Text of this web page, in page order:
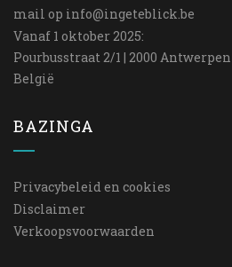
mail op info@ingeteblick.be
Vanaf 1 oktober 2025:
Pourbusstraat 2/1 | 2000 Antwerpen
België
BAZINGA
Privacybeleid en cookies
Disclaimer
Verkoopsvoorwaarden